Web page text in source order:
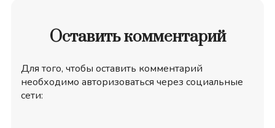
Оставить комментарий
Для того, чтобы оставить комментарий
необходимо авторизоваться через социальные
сети: